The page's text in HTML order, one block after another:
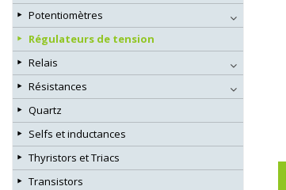
Potentiomètres
Régulateurs de tension
Relais
Résistances
Quartz
Selfs et inductances
Thyristors et Triacs
Transistors